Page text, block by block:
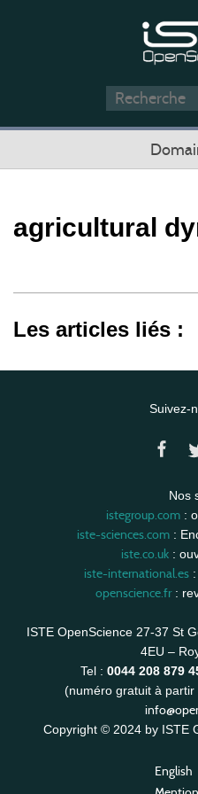
agricultural
Les articles liés :
Suivez-
Nos
istegroup.com:
iste-sciences.com:
iste.co.uk :
iste-international.es:
openscience.fr:
ISTE OpenScience 27-37 St
4EU –
Tel : 0044 208 879
(numéro gratuit à partir
Copyright © 2024 by ISTE
English